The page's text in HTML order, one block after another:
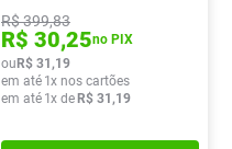
R$399,83
R$ 30,25no PIX
ouR$ 31 ,19
em até 1x nos cartões
em até 1x deR$ 31 ,19